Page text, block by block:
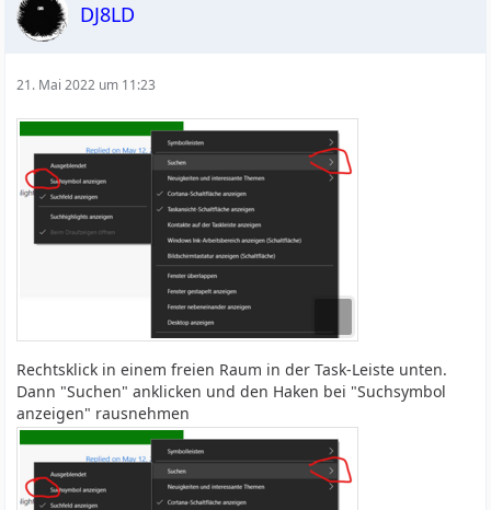
DJ8LD
21. Mai 2022 um 11:23
Rechtsklick in einem freien Raum in der Task-Leiste unten.
Dann "Suchen" anklicken und den Haken bei "Suchsymbol
anzeigen" rausnehmen